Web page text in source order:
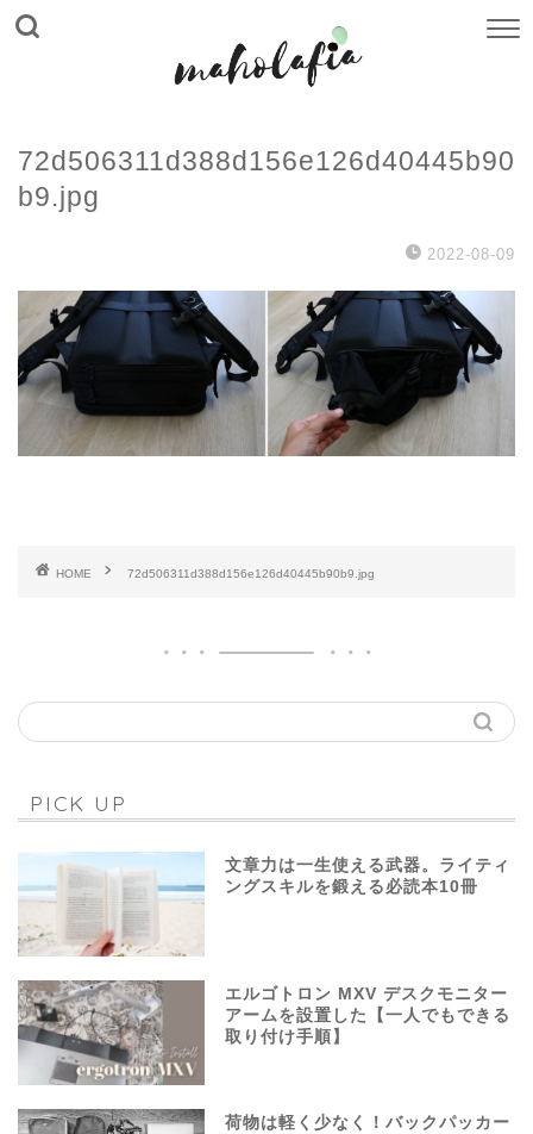
72d506311d388d156e126d40445b90
b9.jpg
2022-08-09
HOME 72d506311d388d156e126d40445b90b9.jpg
PICK UP
文章力は一生使える武器。ライティ
ングスキルを鍛える必読本10冊
エルゴトロン MXV デスクモニター
アームを設置した【一人でもできる
取り付け手順】
荷物は軽く少なく！バックパッカー